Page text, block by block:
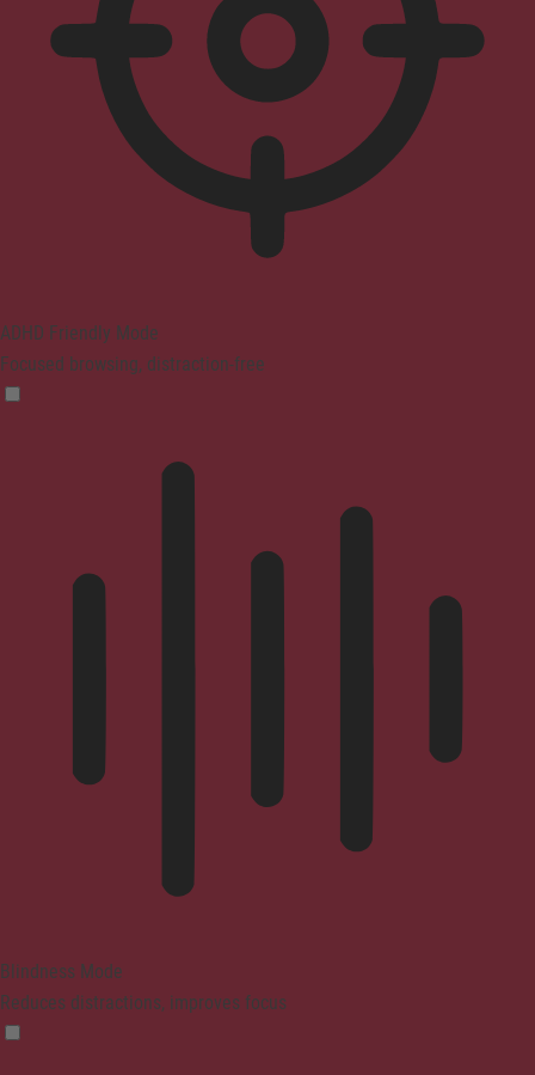
ADHD Friendly Mode
Focused browsing, distraction-free
Blindness Mode
Reduces distractions, improves focus